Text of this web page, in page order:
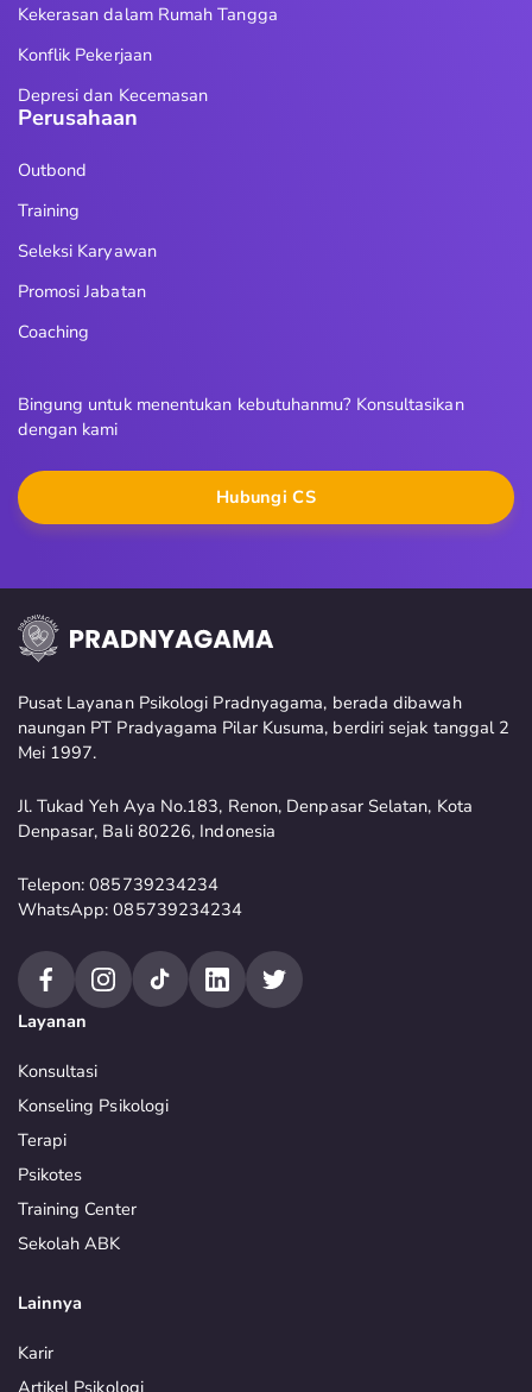
Kekerasan dalam Rumah Tangga
Konflik Pekerjaan
Depresi dan Kecemasan
Perusahaan
Outbond
Training
Seleksi Karyawan
Promosi Jabatan
Coaching
Bingung untuk menentukan kebutuhanmu? Konsultasikan
dengan kami
Hubungi CS
Pusat Layanan Psikologi Pradnyagama, berada dibawah
naungan PT Pradyagama Pilar Kusuma, berdiri sejak tanggal 2
Mei 1997.
Jl. Tukad Yeh Aya No.183, Renon, Denpasar Selatan, Kota
Denpasar, Bali 80226, Indonesia
Telepon: 085739234234
WhatsApp: 085739234234
Layanan
Konsultasi
Konseling Psikologi
Terapi
Psikotes
Training Center
Sekolah ABK
Lainnya
Karir